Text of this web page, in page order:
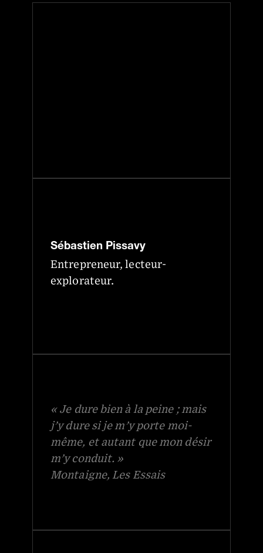
Sébastien Pissavy
Entrepreneur, lecteur-
explorateur.
« Je dure bien à la peine ; mais
j’y dure si je m’y porte moi-
même, et autant que mon désir
m’y conduit. »
Montaigne, Les Essais